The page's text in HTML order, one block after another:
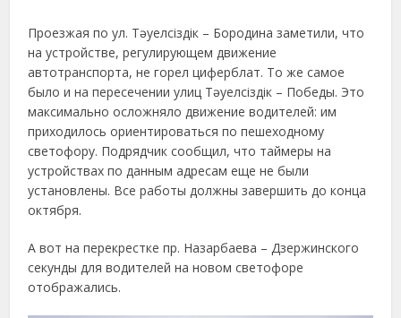
Проезжая по ул. Тәуелсіздік – Бородина заметили, что
на устройстве, регулирующем движение
автотранспорта, не горел циферблат. То же самое
было и на пересечении улиц Тәуелсіздік – Победы. Это
максимально осложняло движение водителей: им
приходилось ориентироваться по пешеходному
светофору. Подрядчик сообщил, что таймеры на
устройствах по данным адресам еще не были
установлены. Все работы должны завершить до конца
октября.
А вот на перекрестке пр. Назарбаева – Дзержинского
секунды для водителей на новом светофоре
отображались.